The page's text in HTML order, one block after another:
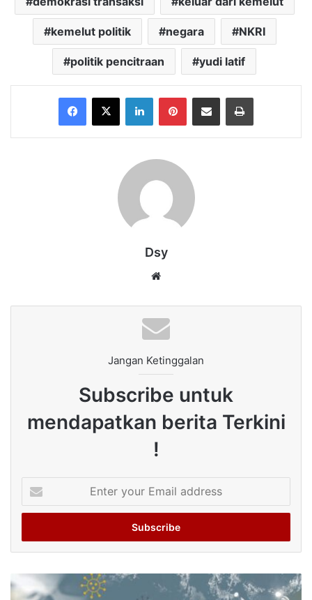
kemelut politik negara NKRI
politik pencitraan yudi latif
Facebook
X LinkedInPinterestShare via Email Print
Dsy
Jangan Ketinggalan
Subscribe untuk
mendapatkan berita Terkini
!
your
Email